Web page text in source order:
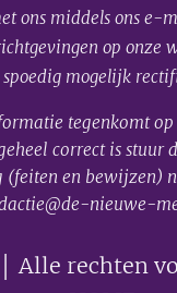
ons middels ons e-
op onze
spoedig mogelijk
tegenkomt
correct is stuur
en bewijzen)
nieuwe-
Alle rechten